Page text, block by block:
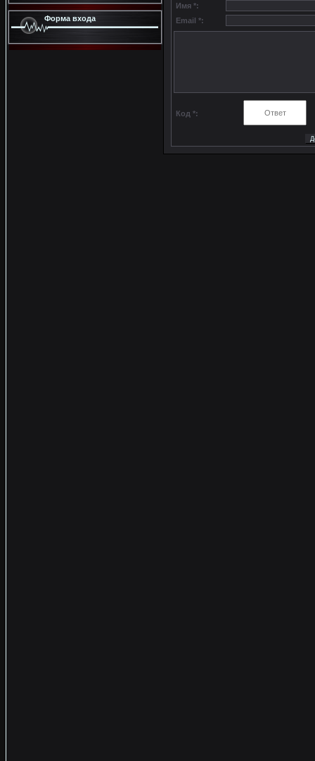
Форма входа
Имя *:
Email *:
Код *: